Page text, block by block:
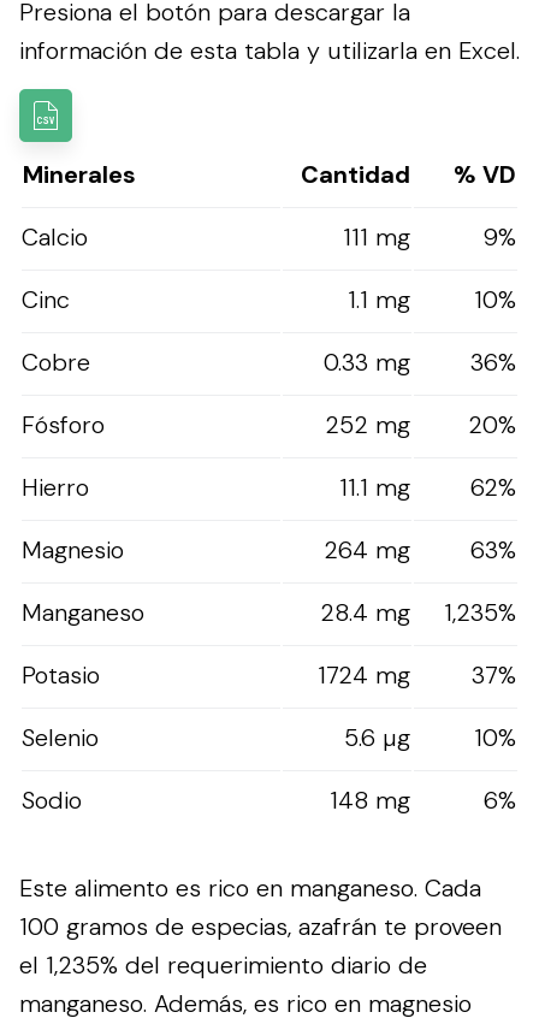
Presiona el botón para descargar la
información de esta tabla y utilizarla en Excel.
Minerales Cantidad
% VD
Calcio
111 mg
9%
Cinc
1.1 mg
10%
Cobre
0.33 mg
36%
Fósforo
252 mg
20%
Hierro
11.1 mg
62%
Magnesio
264 mg
63%
Manganeso
28.4 mg
1,235%
Potasio
1724 mg
37%
Selenio
5.6 µg
10%
Sodio
148 mg 6%
Este alimento es rico en manganeso. Cada
100 gramos de especias, azafrán te proveen
el 1,235% del requerimiento diario de
manganeso. Además, es rico en magnesio